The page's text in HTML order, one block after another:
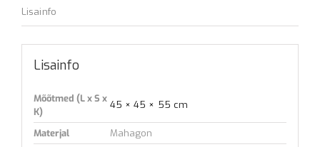
Lisainfo
Lisainfo
Mõõtmed (L x S x
K)
45 × 45 × 55 cm
Materjal
Mahagon